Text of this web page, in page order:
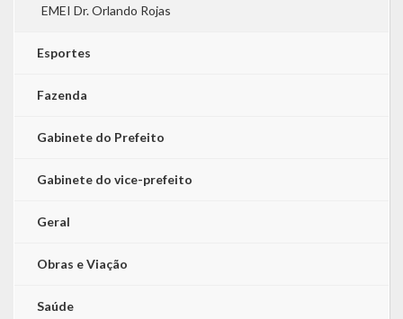
EMEI Dr. Orlando Rojas
Esportes
Fazenda
Gabinete do Prefeito
Gabinete do vice-prefeito
Geral
Obras e Viação
Saúde